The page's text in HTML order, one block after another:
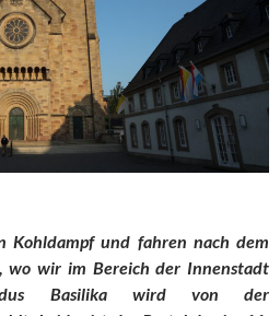
Kohldampf und fahren nach dem
wo wir im Bereich der Innenstadt
Basilika wird von der